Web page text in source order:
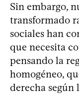
Sin embargo,
transformado
sociales han
que necesita
pensando la
homogéneo,
derecha según